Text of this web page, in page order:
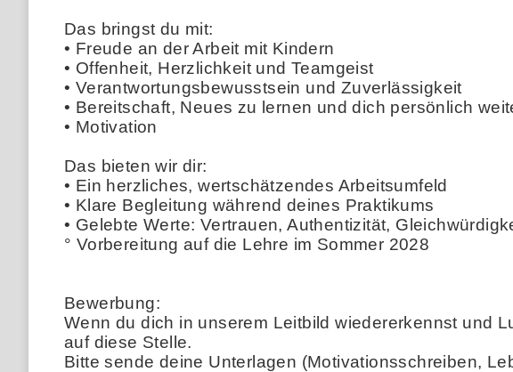
Das bringst du mit:
• Freude an der Arbeit mit Kindern
• Offenheit, Herzlichkeit und Teamgeist
• Verantwortungsbewusstsein und Zuverlässigkeit
• Bereitschaft, Neues zu lernen und dich persönlich
• Motivation
Das bieten wir dir:
• Ein herzliches, wertschätzendes Arbeitsumfeld
• Klare Begleitung während deines Praktikums
• Gelebte Werte: Vertrauen, Authentizität,
° Vorbereitung auf die Lehre im Sommer 2028
Bewerbung:
Wenn du dich in unserem Leitbild wiedererkennst und
auf diese Stelle.
Bitte sende deine Unterlagen (Motivationsschreiben,